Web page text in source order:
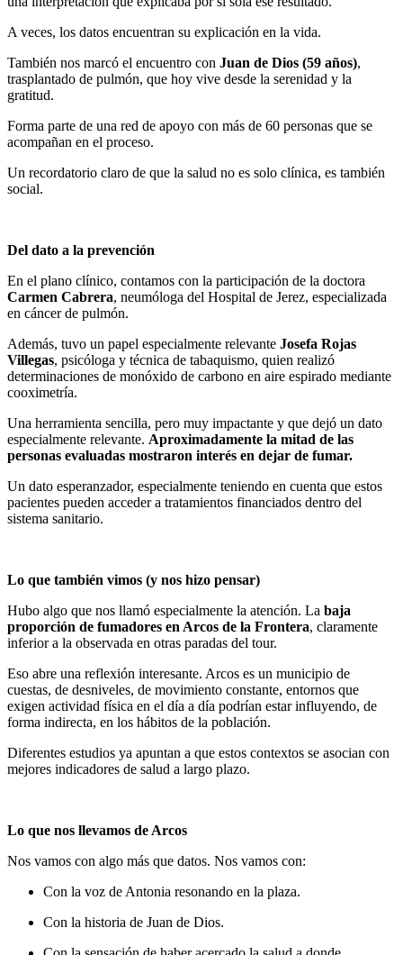
A veces, los datos encuentran su explicación en la vida.
También nos marcó el encuentro con Juan de Dios (59 años),
trasplantado de pulmón, que hoy vive desde la serenidad y la
gratitud.
Forma parte de una red de apoyo con más de 60 personas que se
acompañan en el proceso.
Un recordatorio claro de que la salud no es solo clínica, es también
social.
Del dato a la prevención
En el plano clínico, contamos con la participación de la doctora
Carmen Cabrera, neumóloga del Hospital de Jerez, especializada
en cáncer de pulmón.
Además, tuvo un papel especialmente relevante Josefa Rojas
Villegas, psicóloga y técnica de tabaquismo, quien realizó
determinaciones de monóxido de carbono en aire espirado mediante
cooximetría.
Una herramienta sencilla, pero muy impactante y que dejó un dato
especialmente relevante. Aproximadamente la mitad de las
personas evaluadas mostraron interés en dejar de fumar.
Un dato esperanzador, especialmente teniendo en cuenta que estos
pacientes pueden acceder a tratamientos financiados dentro del
sistema sanitario.
Lo que también vimos (y nos hizo pensar)
Hubo algo que nos llamó especialmente la atención. La baja
proporción de fumadores en Arcos de la Frontera, claramente
inferior a la observada en otras paradas del tour.
Eso abre una reflexión interesante. Arcos es un municipio de
cuestas, de desniveles, de movimiento constante, entornos que
exigen actividad física en el día a día podrían estar influyendo, de
forma indirecta, en los hábitos de la población.
Diferentes estudios ya apuntan a que estos contextos se asocian con
mejores indicadores de salud a largo plazo.
Lo que nos llevamos de Arcos
Nos vamos con algo más que datos. Nos vamos con:
Con la voz de Antonia resonando en la plaza.
Con la historia de Juan de Dios.